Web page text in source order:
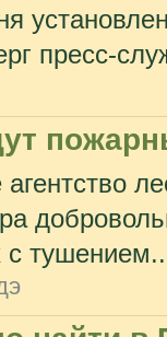
пресс-
с